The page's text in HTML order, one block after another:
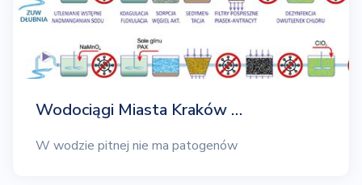
Wodociągi Miasta Kraków …
W wodzie pitnej nie ma patogenów